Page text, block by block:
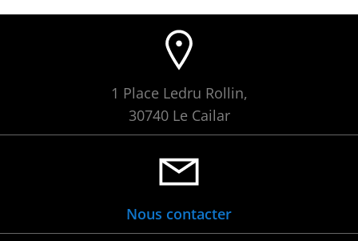
1 Place Ledru Rollin,
30740 Le Cailar
Nous contacter